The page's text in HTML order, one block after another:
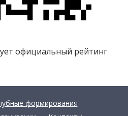
официальный рейтинг
формирования